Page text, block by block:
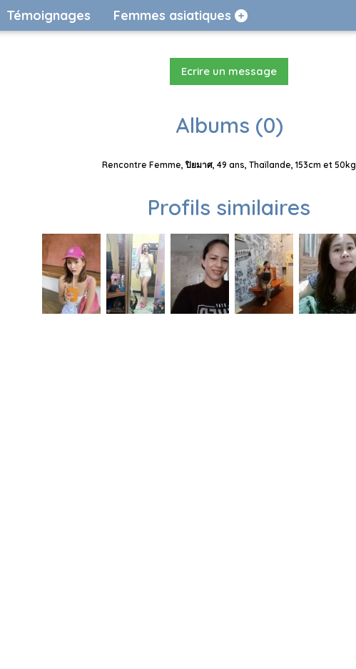
Témoignages Femmes asiatiques
Ecrire un message
Albums (0)
Rencontre Femme, ปิยมาศ, 49 ans, Thaïlande, 153cm et 50kg
Profils similaires